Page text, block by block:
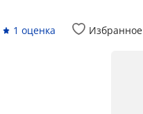
1 оценка Избранное